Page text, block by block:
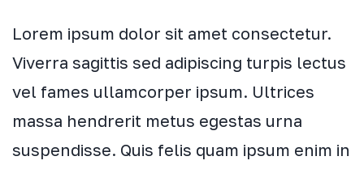
Lorem ipsum dolor sit amet consectetur.
Viverra sagittis sed adipiscing turpis lectus
vel fames ullamcorper ipsum. Ultrices
massa hendrerit metus egestas urna
suspendisse. Quis felis quam ipsum enim in